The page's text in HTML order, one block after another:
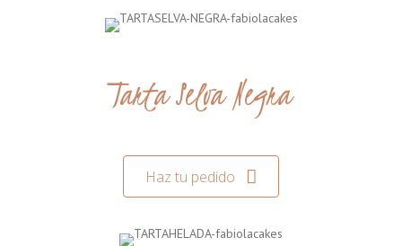
Tarta Selva Negra
Haz tu pedido